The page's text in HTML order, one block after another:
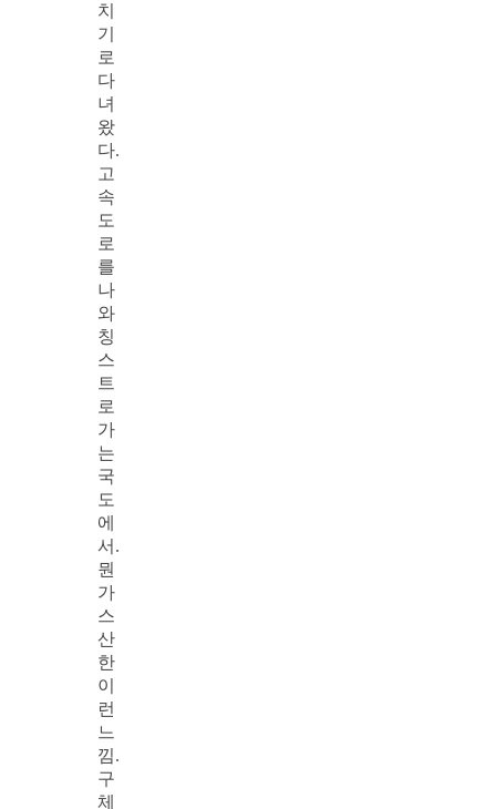
치
기
로
다
녀
왔
다.
고
속
도
로
를
나
와
칭
스
트
로
가
는
국
도
에
서.
뭔
가
스
산
한
이
런
느
낌.
구
체